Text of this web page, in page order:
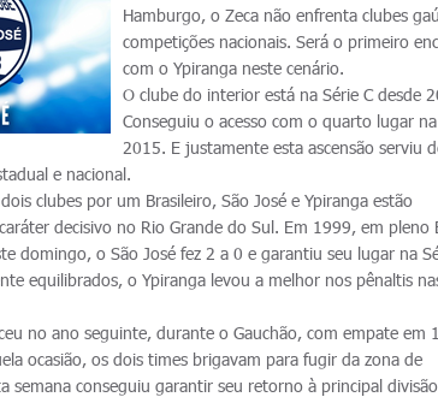
Hamburgo, o Zeca não enfrenta clubes
competições nacionais. Será o primeiro
com o Ypiranga neste cenário.
O clube do interior está na Série C desde
Conseguiu o acesso com o quarto lugar
2015. E justamente esta ascensão serviu
e nacional.
clubes por um Brasileiro, São José e Ypiranga estão
decisivo no Rio Grande do Sul. Em 1999, em pleno
domingo, o São José fez 2 a 0 e garantiu seu lugar na
equilibrados, o Ypiranga levou a melhor nos pênaltis
no ano seguinte, durante o Gauchão, com empate em
ocasião, os dois times brigavam para fugir da zona de
semana conseguiu garantir seu retorno à principal